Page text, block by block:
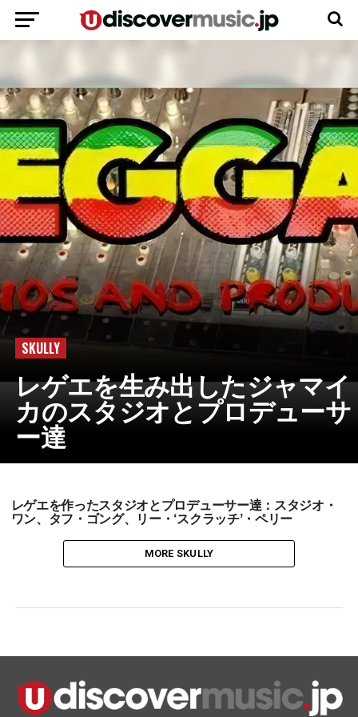
SKULLY
レゲエを生み出したジャマイ
カのスタジオとプロデューサ
ー達
レゲエを作ったスタジオとプロデューサー達：スタジオ・
ワン、タフ・ゴング、リー・‘スクラッチ’・ペリー
MORE SKULLY